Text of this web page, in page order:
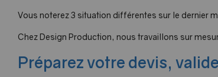
Vous noterez 3 situation différentes sur le dernier
Chez Design Production, nous travaillons sur
Préparez votre devis,